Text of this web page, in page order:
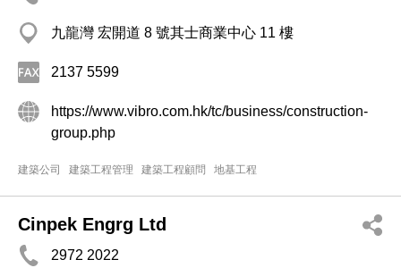
九龍灣 宏開道 8 號其士商業中心 11 樓
2137 5599
https://www.vibro.com.hk/tc/business/construction-
group.php
建築公司 建築工程管理 建築工程顧問 地基工程
Cinpek Engrg Ltd
2972 2022